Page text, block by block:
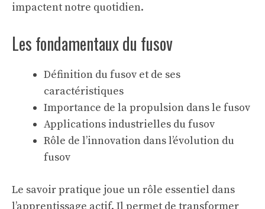
impactent notre quotidien.
Les fondamentaux du fusov
Définition du fusov et de ses
caractéristiques
Importance de la propulsion dans le fusov
Applications industrielles du fusov
Rôle de l’innovation dans l’évolution du
fusov
Le savoir pratique joue un rôle essentiel dans